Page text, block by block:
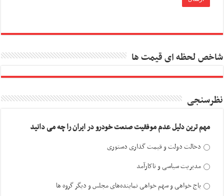
شاخص لحظه ای قیمت ها
نظرسنجی
مهم ترین دلیل عدم موفقیت صنعت خودرو در ایران را چه می دانید
دخالت دولت و قیمت گذاری دستوری
مدیریت سیاسی و ناکارآمد
باج خواهی و سهم خواهی نماینده‌های مجلس و دیگر گروه ها